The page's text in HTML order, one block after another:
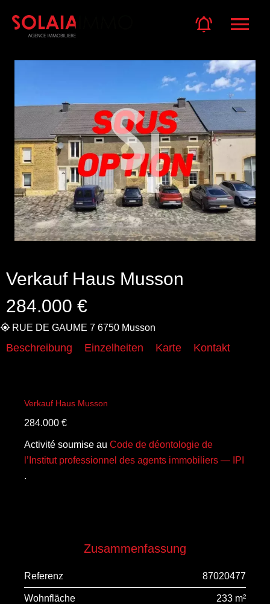
Verkauf Haus Musson
284.000 €
RUE DE GAUME 7 6750 Musson
Beschreibung Einzelheiten Karte Kontakt
Verkauf Haus Musson
284.000 €
Activité soumise au Code de déontologie de
l’Institut professionnel des agents immobiliers — IPI
.
Zusammenfassung
Referenz 87020477
Wohnfläche 233 m²